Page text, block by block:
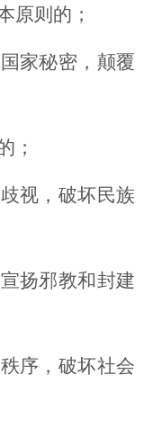
原则的；
家秘密，颠覆
；
视，破坏民族
扬邪教和封建
序，破坏社会